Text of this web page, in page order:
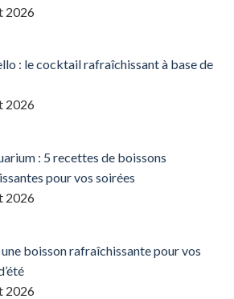
2026
: le cocktail rafraîchissant à base de
2026
: 5 recettes de boissons
pour vos soirées
2026
boisson rafraîchissante pour vos
2026